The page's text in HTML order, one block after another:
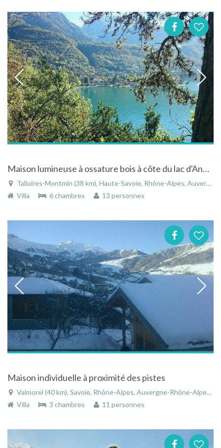
Maison lumineuse à ossature bois à côte du lac d'Annecy à Talloires en Haute-Savoie dans les Alpes
Talloires-Montmin (38 km), Haute-Savoie, Rhône-Alpes, Auvergne-Rhône-Alpes, France
Villa
6 chambres 13 personnes
Maison individuelle à proximité des pistes
Valmorel (40 km), Savoie, Rhône-Alpes, Auvergne-Rhône-Alpes, France
Villa
3 chambres 11 personnes